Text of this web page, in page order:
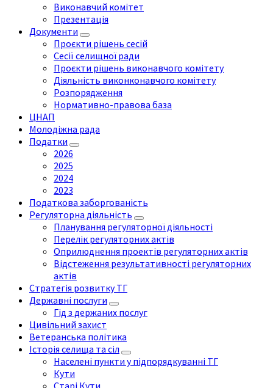
Виконавчий комітет
Презентація
Документи
Проєкти рішень сесій
Сесії селищної ради
Проєкти рішень виконавчого комітету
Діяльність виконконавчого комітету
Розпорядження
Нормативно-правова база
ЦНАП
Молодіжна рада
Податки
2026
2025
2024
2023
Податкова заборгованість
Регуляторна діяльність
Планування регуляторної діяльності
Перелік регуляторних актів
Оприлюднення проектів регуляторних актів
Відстеження результативності регуляторних
актів
Стратегія розвитку ТГ
Державні послуги
Гід з держаних послуг
Цивільний захист
Ветеранська політика
Історія селища та сіл
Населені пункти у підпорядкуванні ТГ
Кути
Старі Кути